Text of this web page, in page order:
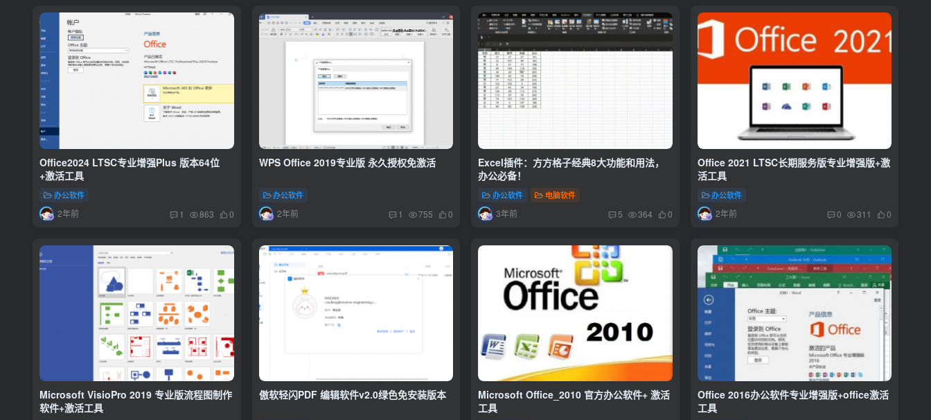
Office2024 LTSC专业增强Plus 版本64位
+激活工具
办公软件
2年前 1 863 0
WPS Office 2019专业版 永久授权免激活
办公软件
2年前 1 755 0
Excel插件：方方格子经典8大功能和用法，
办公必备！
办公软件 电脑软件
3年前 5 364 0
Office 2021 LTSC长期服务版专业增强版+激
活工具
办公软件
2年前 0 311 0
Microsoft VisioPro 2019 专业版流程图制作
软件+激活工具
傲软轻闪PDF 编辑软件v2.0绿色免安装版本
Microsoft Office_2010 官方办公软件+ 激活
工具
Office 2016办公软件专业增强版+office激活
工具